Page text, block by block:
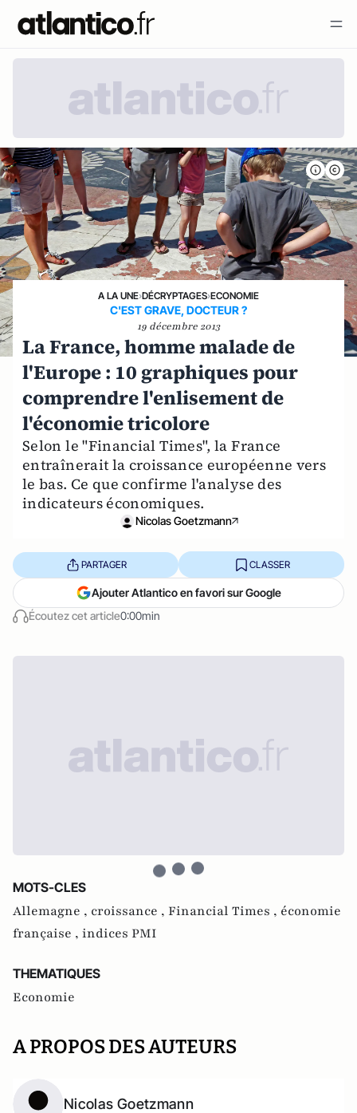
A LA UNE›DÉCRYPTAGES›ECONOMIE
C'EST GRAVE, DOCTEUR ?
19 décembre 2013
La France, homme malade de
l'Europe : 10 graphiques pour
comprendre l'enlisement de
l'économie tricolore
Selon le "Financial Times", la France
entraînerait la croissance européenne vers
le bas. Ce que confirme l'analyse des
indicateurs économiques.
Nicolas Goetzmann
Écoutez cet article0:00min
PARTAGER CLASSER
Ajouter Atlantico en favori sur Google
MOTS-CLES
Allemagne , croissance , Financial Times , économie
française , indices PMI
THEMATIQUES
Economie
A PROPOS DES AUTEURS
Nicolas Goetzmann